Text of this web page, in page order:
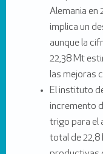
Alemania en
implica un
aunque la
22,38 Mt
las mejoras
El instituto
incremento
trigo para el
total de 22,8